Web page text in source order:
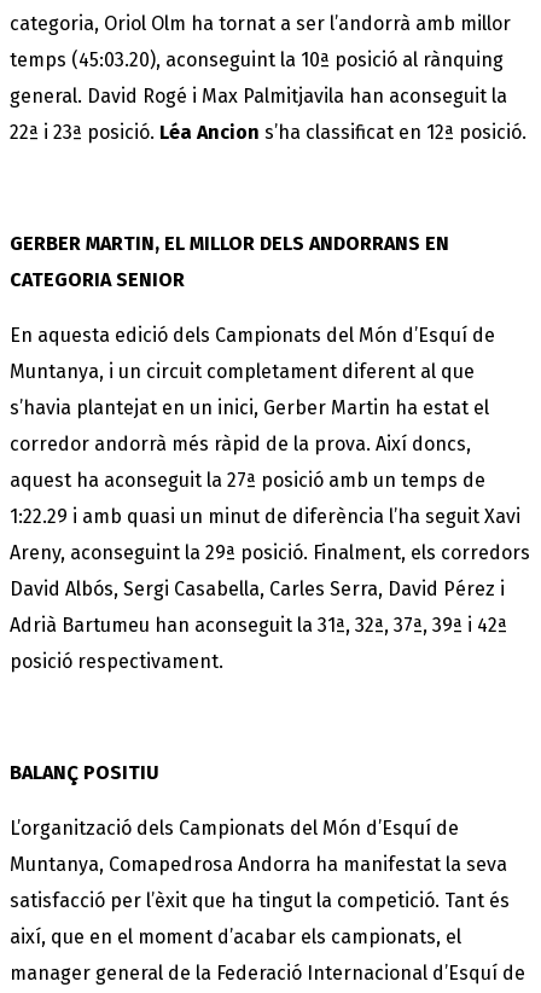
categoria, Oriol Olm ha tornat a ser l’andorrà amb millor
temps (45:03.20), aconseguint la 10ª posició al rànquing
general. David Rogé i Max Palmitjavila han aconseguit la
22ª i 23ª posició. Léa Ancion s’ha classificat en 12ª posició.
GERBER MARTIN, EL MILLOR DELS ANDORRANS EN
CATEGORIA SENIOR
En aquesta edició dels Campionats del Món d’Esquí de
Muntanya, i un circuit completament diferent al que
s’havia plantejat en un inici, Gerber Martin ha estat el
corredor andorrà més ràpid de la prova. Així doncs,
aquest ha aconseguit la 27ª posició amb un temps de
1:22.29 i amb quasi un minut de diferència l’ha seguit Xavi
Areny, aconseguint la 29ª posició. Finalment, els corredors
David Albós, Sergi Casabella, Carles Serra, David Pérez i
Adrià Bartumeu han aconseguit la 31ª, 32ª, 37ª, 39ª i 42ª
posició respectivament.
BALANÇ POSITIU
L’organització dels Campionats del Món d’Esquí de
Muntanya, Comapedrosa Andorra ha manifestat la seva
satisfacció per l’èxit que ha tingut la competició. Tant és
així, que en el moment d’acabar els campionats, el
manager general de la Federació Internacional d’Esquí de